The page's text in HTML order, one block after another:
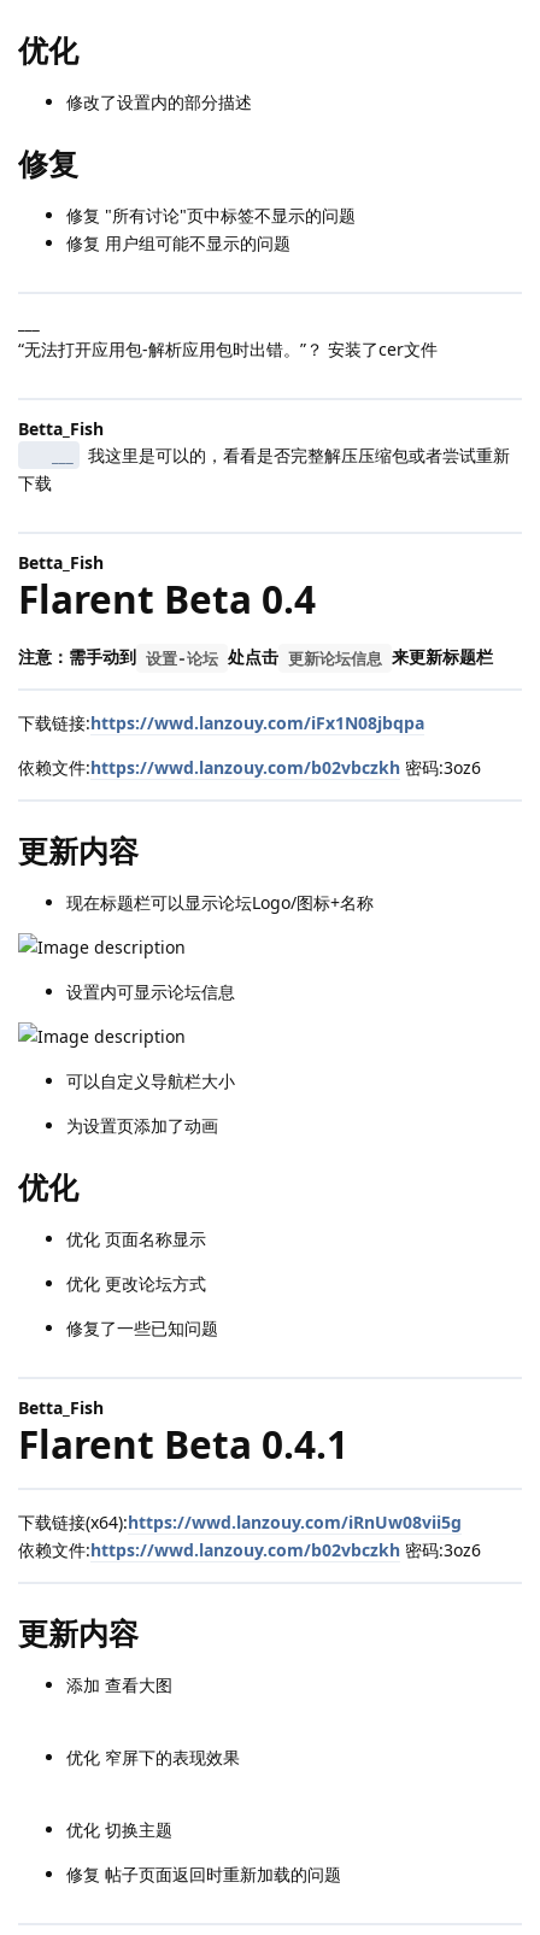
优化
修改了设置内的部分描述
修复
修复 "所有讨论"页中标签不显示的问题
修复 用户组可能不显示的问题
“无法打开应用包-解析应用包时出错。”？ 安装了cer文件
Betta_Fish
我这里是可以的，看看是否完整解压压缩包或者尝试重新
下载
Betta_Fish
Flarent Beta 0.4
注意：需手动到 设置-论坛 处点击 更新论坛信息 来更新标题栏
下载链接:https://wwd.lanzouy.com/iFx1N08jbqpa
依赖文件:https://wwd.lanzouy.com/b02vbczkh 密码:3oz6
更新内容
现在标题栏可以显示论坛Logo/图标+名称
设置内可显示论坛信息
可以自定义导航栏大小
为设置页添加了动画
优化
优化 页面名称显示
优化 更改论坛方式
修复了一些已知问题
Betta_Fish
Flarent Beta 0.4.1
下载链接(x64):https://wwd.lanzouy.com/iRnUw08vii5g
依赖文件:https://wwd.lanzouy.com/b02vbczkh 密码:3oz6
更新内容
添加 查看大图
优化 窄屏下的表现效果
优化 切换主题
修复 帖子页面返回时重新加载的问题